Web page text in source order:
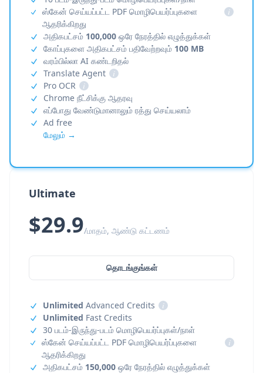
ஸ்கேன் செய்யப்பட்ட PDF மொழிபெயர்ப்புகளை
ஆதரிக்கிறது
i
அதிகபட்சம் 100,000 ஒரே நேரத்தில் எழுத்துக்கள்
கோப்புகளை அதிகபட்சம் பதிவேற்றவும் 100 MB
வரம்பில்லா AI கண்டறிதல்
Translate Agent
i
Pro OCR
i
Chrome நீட்சிக்கு ஆதரவு
எப்போது வேண்டுமானாலும் ரத்து செய்யலாம்
Ad free
மேலும் →
Ultimate
$29.9/மாதம், ஆண்டு கட்டணம்
தொடங்குங்கள்
Unlimited Advanced Credits
i
Unlimited Fast Credits
30 படம்-இருந்து-படம் மொழிபெயர்ப்புகள்/நாள்
ஸ்கேன் செய்யப்பட்ட PDF மொழிபெயர்ப்புகளை
ஆதரிக்கிறது
i
அதிகபட்சம் 150,000 ஒரே நேரத்தில் எழுத்துக்கள்